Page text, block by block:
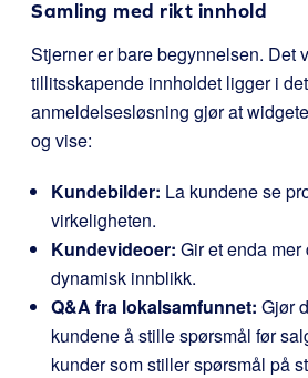
Samling med rikt innhold
Stjerner er bare begynnelsen. Det
tillitsskapende innholdet ligger i
anmeldelsesløsning gjør at
og vise:
Kundebilder: La kundene se
virkeligheten.
Kundevideoer: Gir et enda
dynamisk innblikk.
Q&A fra lokalsamfunnet: Gjør
kundene å stille spørsmål før
kunder som stiller spørsmål på